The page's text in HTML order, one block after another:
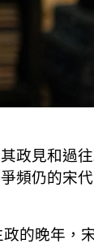
政見和過
頻仍的宋
的晚年，